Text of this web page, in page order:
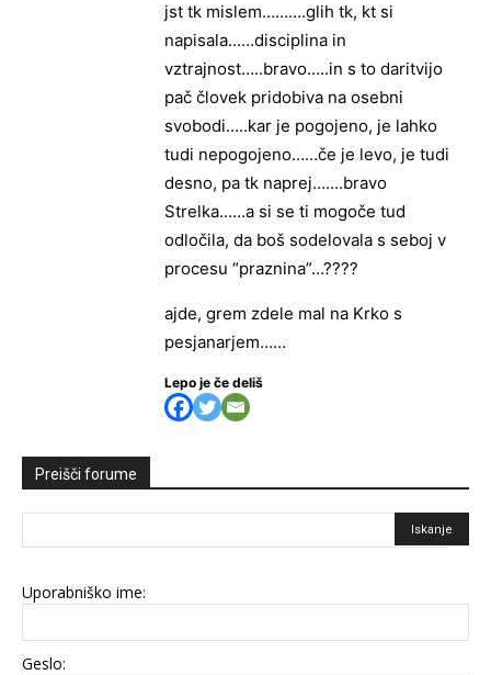
jst tk mislem……….glih tk, kt si
napisala……disciplina in
vztrajnost…..bravo…..in s to daritvijo
pač človek pridobiva na osebni
svobodi…..kar je pogojeno, je lahko
tudi nepogojeno……če je levo, je tudi
desno, pa tk naprej…….bravo
Strelka……a si se ti mogoče tud
odločila, da boš sodelovala s seboj v
procesu “praznina”…????
ajde, grem zdele mal na Krko s
pesjanarjem……
Lepo je če deliš
Preišči forume
Uporabniško ime:
Geslo: